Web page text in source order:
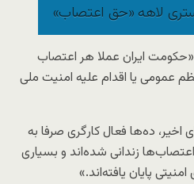
لاهه «حق اعتصاب»
ایران عملا هر اعتصاب
عمومی یا اقدام علیه امنیت ملی
ده‌ها فعال کارگری صرفا به
زندانی شده‌اند و بسیاری
پایان یافته‌اند.»